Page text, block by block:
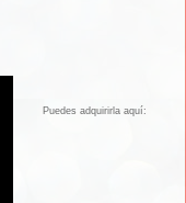
Puedes adquirirla aquí: